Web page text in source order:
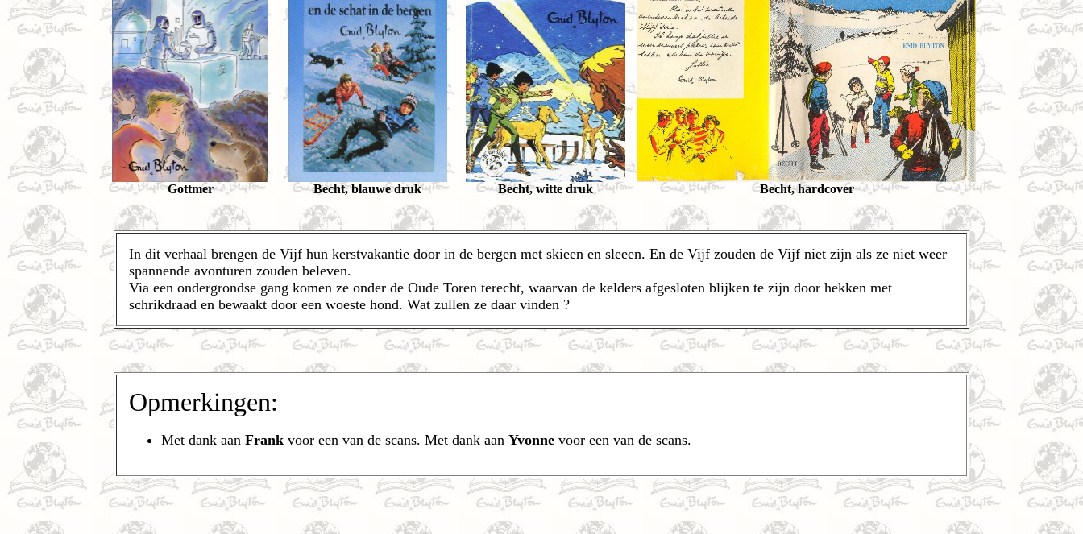
Gottmer Becht, blauwe druk Becht, witte druk Becht, hardcover
In dit verhaal brengen de Vijf hun kerstvakantie door in de bergen met skieen en sleeen. En de Vijf zouden de Vijf niet zijn als ze niet weer
spannende avonturen zouden beleven.
Via een ondergrondse gang komen ze onder de Oude Toren terecht, waarvan de kelders afgesloten blijken te zijn door hekken met
schrikdraad en bewaakt door een woeste hond. Wat zullen ze daar vinden ?
Opmerkingen:
Met dank aan Frank voor een van de scans. Met dank aan Yvonne voor een van de scans.